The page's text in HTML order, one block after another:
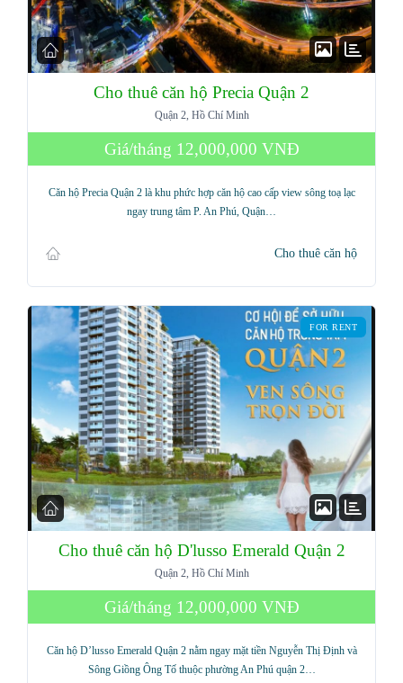
Cho thuê căn hộ Precia Quận 2
Quận 2, Hồ Chí Minh
Giá/tháng 12,000,000 VNĐ
Căn hộ Precia Quận 2 là khu phức hợp căn hộ cao cấp view sông toạ lạc
ngay trung tâm P. An Phú, Quận…
Cho thuê căn hộ
FOR RENT
Cho thuê căn hộ D'lusso Emerald Quận 2
Quận 2, Hồ Chí Minh
Giá/tháng 12,000,000 VNĐ
Căn hộ D’lusso Emerald Quận 2 nằm ngay mặt tiền Nguyễn Thị Định và
Sông Giồng Ông Tố thuộc phường An Phú quận 2…
Log in
Username